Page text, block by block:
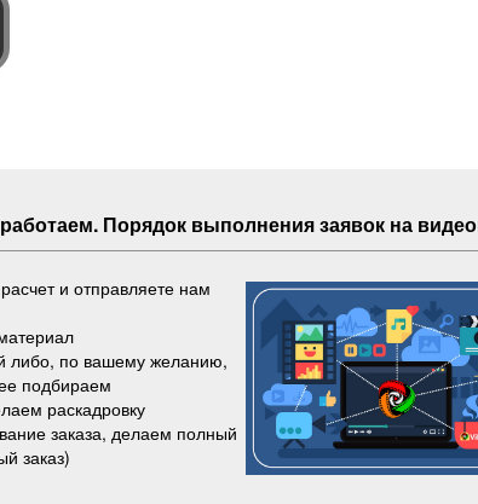
Порядок выполнениязаявок на
и отправляете нам
либо, по вашему желанию,
подбираем
раскадровку
заказа, делаем полный
заказ)